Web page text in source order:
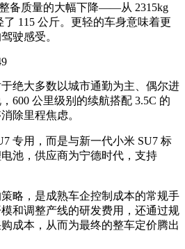
备质量的大幅下降——从 2315kg
115 公斤。更轻的车身意味着更
驶感受。
绝大多数以城市通勤为主、偶尔进
600 公里级别的续航搭配 3.5C 的
除里程焦虑。
专用，而是与新一代小米 SU7 标
池，供应商为宁德时代，支持
略，是成熟车企控制成本的常规手
和调整产线的研发费用，还通过规
成本，从而为最终的整车定价腾出